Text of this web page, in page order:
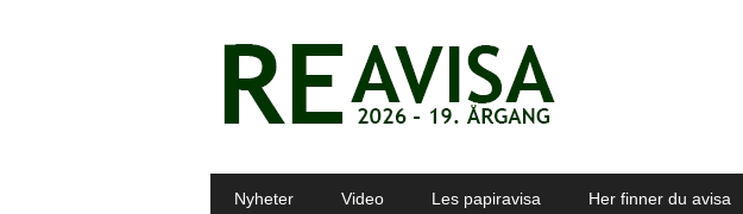
Main menu
Nyheter Video Les papiravisa Her finner du avisa